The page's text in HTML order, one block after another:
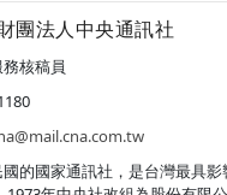
團法人中央通訊社
核稿員
的國家通訊社，是台灣最具